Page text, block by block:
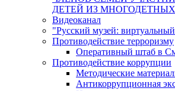
ДЕТЕЙ ИЗ
Видеоканал
"Русский музей:
Противодействие терроризму
Оперативный штаб в
Противодействие коррупции
Методические
Антикоррупционная